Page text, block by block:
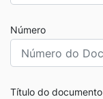
Número
Título do documento